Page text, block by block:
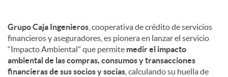
Grupo Caja Ingenieros , cooperativa de crédito de servicios
financieros y aseguradores, es pionera en lanzar el servicio
“Impacto Ambiental” que permite medir el impacto
ambiental de las compras, consumos y transacciones
financieras de sus socios y socias , calculando su huella de